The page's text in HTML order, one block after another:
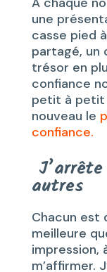
une
casse pied
partagé, un
trésor en
confiance
petit à petit
nouveau le
confiance.
autres
Chacun est
meilleure
impression,
m’affirmer.